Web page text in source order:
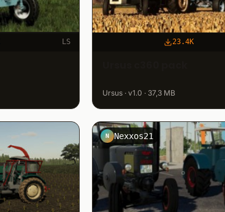
LS 23.4K
Ursus · v1.0 · 37,3 MB
N Nexxos21